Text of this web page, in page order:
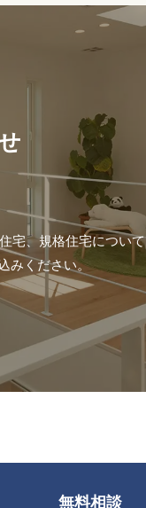
宅、規格住宅について
みください。
無料相談